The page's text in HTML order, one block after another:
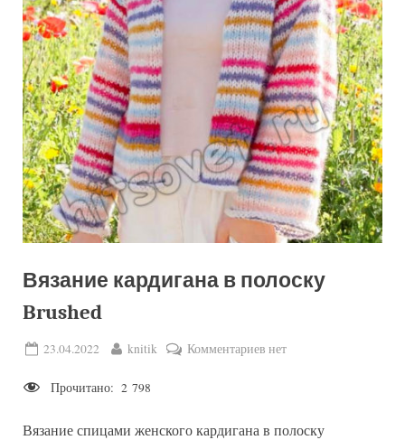
Вязание кардигана в полоску
Brushed
Posted
23.04.2022 By
knitik Комментариевк
в
нет
Прочитано: 2 798
Вязание спицами женского кардигана в полоску